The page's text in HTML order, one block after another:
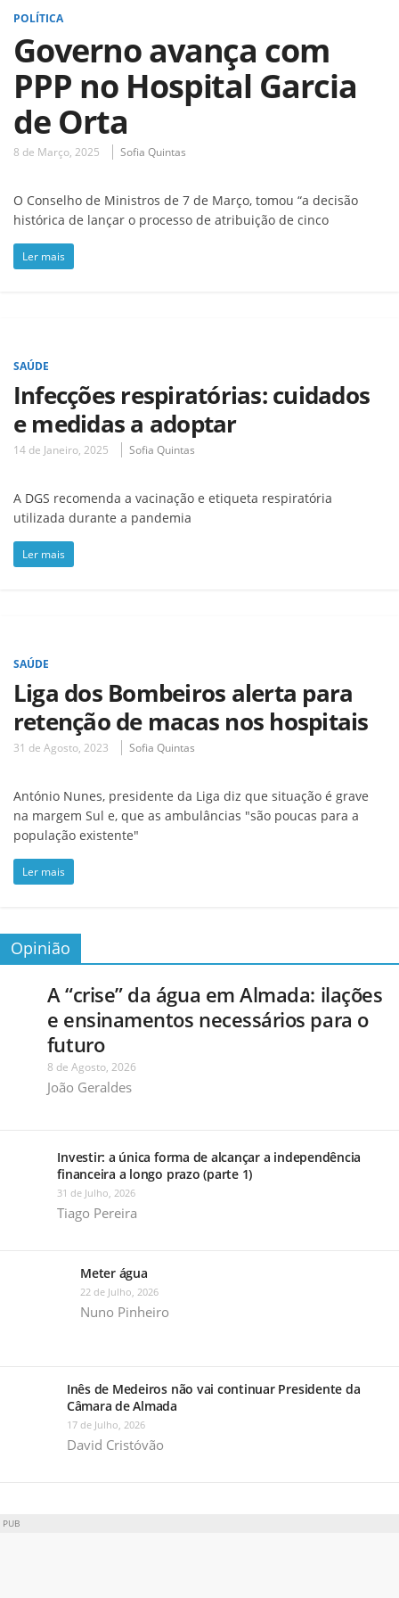
POLÍTICA
Governo avança com
PPP no Hospital Garcia
de Orta
8 de Março, 2025 Sofia Quintas
O Conselho de Ministros de 7 de Março, tomou “a decisão
histórica de lançar o processo de atribuição de cinco
Ler mais
SAÚDE
Infecções respiratórias: cuidados
e medidas a adoptar
14 de Janeiro, 2025 Sofia Quintas
A DGS recomenda a vacinação e etiqueta respiratória
utilizada durante a pandemia
Ler mais
SAÚDE
Liga dos Bombeiros alerta para
retenção de macas nos hospitais
31 de Agosto, 2023 Sofia Quintas
António Nunes, presidente da Liga diz que situação é grave
na margem Sul e, que as ambulâncias "são poucas para a
população existente"
Ler mais
Opinião
A “crise” da água em Almada: ilações
e ensinamentos necessários para o
futuro
8 de Agosto, 2026
João Geraldes
Investir: a única forma de alcançar a independência
financeira a longo prazo (parte 1)
31 de Julho, 2026
Tiago Pereira
Meter água
22 de Julho, 2026
Nuno Pinheiro
Inês de Medeiros não vai continuar Presidente da
Câmara de Almada
17 de Julho, 2026
David Cristóvão
PUB